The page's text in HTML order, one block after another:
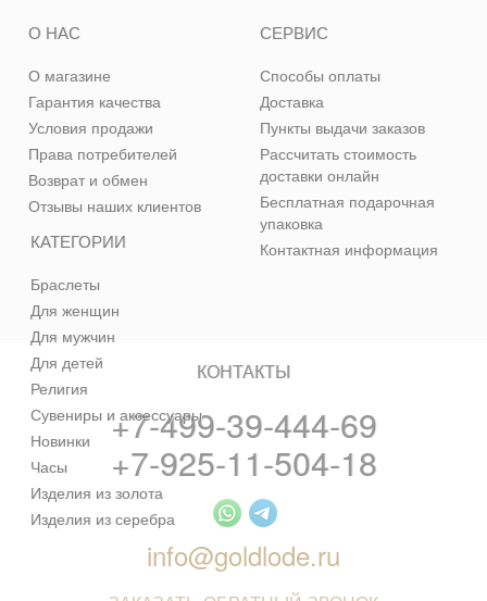
КАТЕГОРИИ
Браслеты
Для женщин
Для мужчин
Для детей
Религия
Сувениры и аксессуары
Новинки
Часы
Изделия из золота
Изделия из серебра
О НАС
О магазине
Гарантия качества
Условия продажи
Права потребителей
Возврат и обмен
Отзывы наших клиентов
СЕРВИС
Способы оплаты
Доставка
Пункты выдачи заказов
Рассчитать стоимость
доставки онлайн
Бесплатная подарочная
упаковка
Контактная информация
КОНТАКТЫ
+7-499-39-444-69
+7-925-11-504-18
info@goldlode.ru